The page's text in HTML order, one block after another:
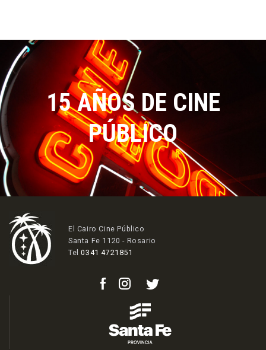
15 AÑOS DE CINE
PÚBLICO
El Cairo Cine Público
Santa Fe 1120 - Rosario
Tel0341 4721851